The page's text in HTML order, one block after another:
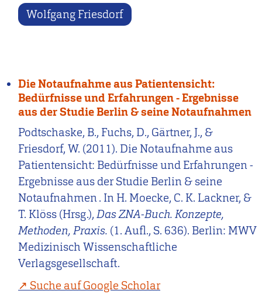
Wolfgang Friesdorf
Die Notaufnahme aus Patientensicht:
Bedürfnisse und Erfahrungen - Ergebnisse
aus der Studie Berlin & seine Notaufnahmen
Podtschaske, B., Fuchs, D., Gärtner, J., &
Friesdorf, W. (2011). Die Notaufnahme aus
Patientensicht: Bedürfnisse und Erfahrungen -
Ergebnisse aus der Studie Berlin & seine
Notaufnahmen . In H. Moecke, C. K. Lackner, &
T. Klöss (Hrsg.),Das ZNA-Buch. Konzepte,
Methoden, Praxis. (1. Aufl., S. 636). Berlin: MWV
Medizinisch Wissenschaftliche
Verlagsgesellschaft.
Suche auf Google Scholar